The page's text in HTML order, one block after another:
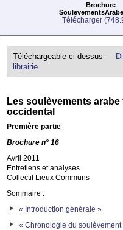
Brochure
Télécharger
Téléchargeable ci-dessus —
librairie
Les soulèvements arabe
occidental
Première partie
Brochure n° 16
Avril 2011
Entretiens et analyses
Collectif Lieux Communs
Sommaire :
« Introduction générale »
« Chronologie du soulèvement